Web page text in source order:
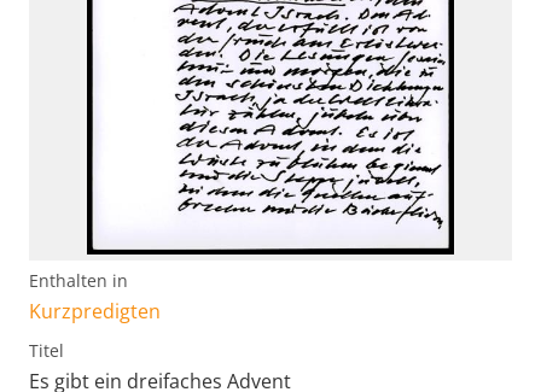
Enthalten in
Kurzpredigten
Titel
Es gibt ein dreifaches Advent